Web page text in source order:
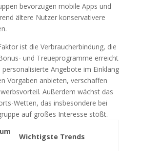
bevorzugen mobile Apps und
ältere Nutzer konservativere
ist die Verbraucherbindung, die
und Treueprogramme erreicht
Angebote im Einklang
Vorgaben anbieten, verschaffen
Außerdem wächst das
Wetten, das insbesondere bei
auf großes Interesse stößt.
Wichtigste Trends